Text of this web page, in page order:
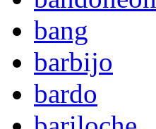
bang
barbijo
bardo